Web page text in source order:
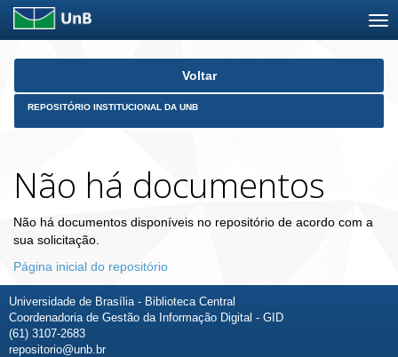
Skip
Voltar
REPOSITÓRIO INSTITUCIONAL DA UNB
Não há documentos
Não há documentos disponíveis no repositório de acordo com a
sua solicitação.
Página inicial do repositório
Universidade de Brasília - Biblioteca Central
Coordenadoria de Gestão da Informação Digital - GID
(61) 3107-2683
repositorio@unb.br